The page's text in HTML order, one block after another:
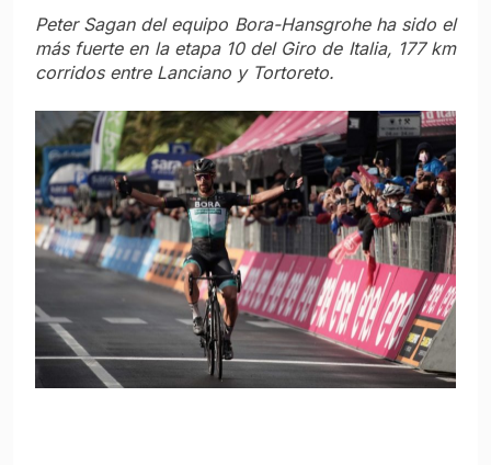
Peter Sagan del equipo Bora-Hansgrohe ha sido el
más fuerte en la etapa 10 del Giro de Italia, 177 km
corridos entre Lanciano y Tortoreto.